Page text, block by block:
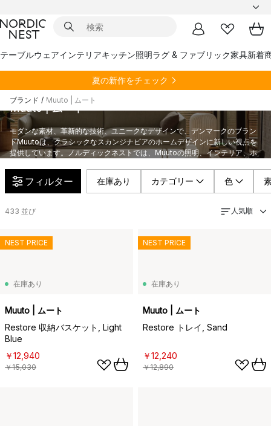
テーブルウェアインテリアキッチン照明ラグ & ファブリック家具新着
夏の新作をチェック
ブランド / Muuto | ムート
Muuto | ムート
モダンな素材、革新的な技術、ユニークなデザインで、デンマークのブラン
ドMuutoは、クラシックなスカンジナビアのホームデザインに新しい視点を
提供しています。ノルディックネストでは、Muutoの照明、インテリア、ホ
フィルター 在庫あり カテゴリー 色
433 並び 人気順
在庫あり
Muuto | ムート
Restore 収納バスケット, Light
Blue
￥12,940
￥15,030
NEST PRICE
在庫あり
Muuto | ムート
Restore トレイ, Sand
￥12,240
￥12,890
NEST PRICE